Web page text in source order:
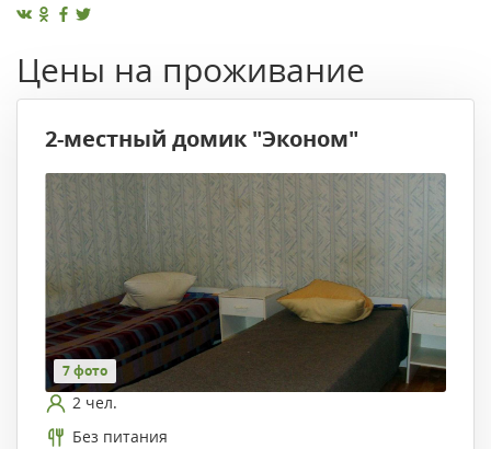
Цены на проживание
2-местный домик "Эконом"
7 фото
2 чел.
Без питания